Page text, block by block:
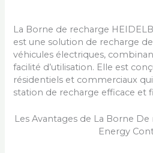
La Borne de recharge
est une solution de recharge
véhicules électriques,
facilité d’utilisation. Elle est
résidentiels et commerciaux
station de recharge efficace et
Les Avantages de La Borne
Energy